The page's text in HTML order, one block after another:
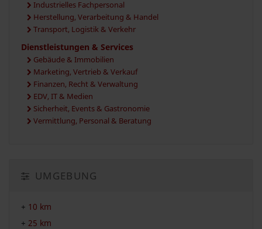
Industrielles Fachpersonal
Herstellung, Verarbeitung & Handel
Transport, Logistik & Verkehr
Dienstleistungen & Services
Gebäude & Immobilien
Marketing, Vertrieb & Verkauf
Finanzen, Recht & Verwaltung
EDV, IT & Medien
Sicherheit, Events & Gastronomie
Vermittlung, Personal & Beratung
UMGEBUNG
+ 10 km
+ 25 km